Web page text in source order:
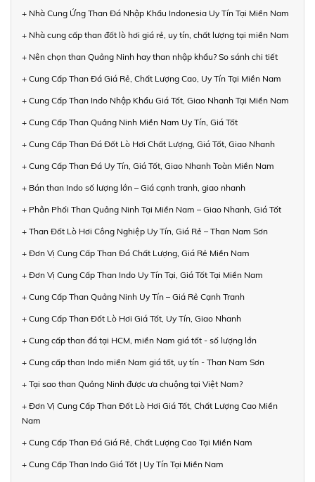
+ Nhà Cung Ứng Than Đá Nhập Khẩu Indonesia Uy Tín Tại Miền Nam
+ Nhà cung cấp than đốt lò hơi giá rẻ, uy tín, chất lượng tại miền Nam
+ Nên chọn than Quảng Ninh hay than nhập khẩu? So sánh chi tiết
+ Cung Cấp Than Đá Giá Rẻ, Chất Lượng Cao, Uy Tín Tại Miền Nam
+ Cung Cấp Than Indo Nhập Khẩu Giá Tốt, Giao Nhanh Tại Miền Nam
+ Cung Cấp Than Quảng Ninh Miền Nam Uy Tín, Giá Tốt
+ Cung Cấp Than Đá Đốt Lò Hơi Chất Lượng, Giá Tốt, Giao Nhanh
+ Cung Cấp Than Đá Uy Tín, Giá Tốt, Giao Nhanh Toàn Miền Nam
+ Bán than Indo số lượng lớn – Giá cạnh tranh, giao nhanh
+ Phân Phối Than Quảng Ninh Tại Miền Nam – Giao Nhanh, Giá Tốt
+ Than Đốt Lò Hơi Công Nghiệp Uy Tín, Giá Rẻ – Than Nam Sơn
+ Đơn Vị Cung Cấp Than Đá Chất Lượng, Giá Rẻ Miền Nam
+ Đơn Vị Cung Cấp Than Indo Uy Tín Tại, Giá Tốt Tại Miền Nam
+ Cung Cấp Than Quảng Ninh Uy Tín – Giá Rẻ Cạnh Tranh
+ Cung Cấp Than Đốt Lò Hơi Giá Tốt, Uy Tín, Giao Nhanh
+ Cung cấp than đá tại HCM, miền Nam giá tốt - số lượng lớn
+ Cung cấp than Indo miền Nam giá tốt, uy tín - Than Nam Sơn
+ Tại sao than Quảng Ninh được ưa chuộng tại Việt Nam?
+ Đơn Vị Cung Cấp Than Đốt Lò Hơi Giá Tốt, Chất Lượng Cao Miền
Nam
+ Cung Cấp Than Đá Giá Rẻ, Chất Lượng Cao Tại Miền Nam
+ Cung Cấp Than Indo Giá Tốt | Uy Tín Tại Miền Nam